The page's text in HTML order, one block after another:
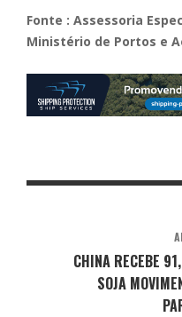
Fonte : Assessoria
Ministério de Portos e
CHINA RECEBE
SOJA